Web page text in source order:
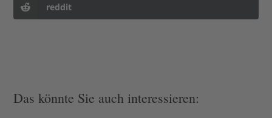
reddit
Das könnte Sie auch interessieren: